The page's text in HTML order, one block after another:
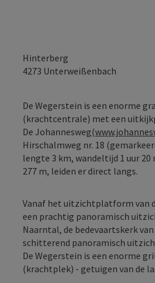
Hinterberg
4273 Unterweißenbach
De Wegerstein is een enorme
(krachtcentrale) met een
De Johannesweg
Hirschalmweg nr. 18
lengte 3 km, wandeltijd 1 uur
277 m, leiden er direct langs.
Vanaf het uitzichtplatform van
een prachtig panoramisch
Naarntal, de bedevaartskerk
schitterend panoramisch
De Wegerstein is een enorme
(krachtplek) - getuigen van de